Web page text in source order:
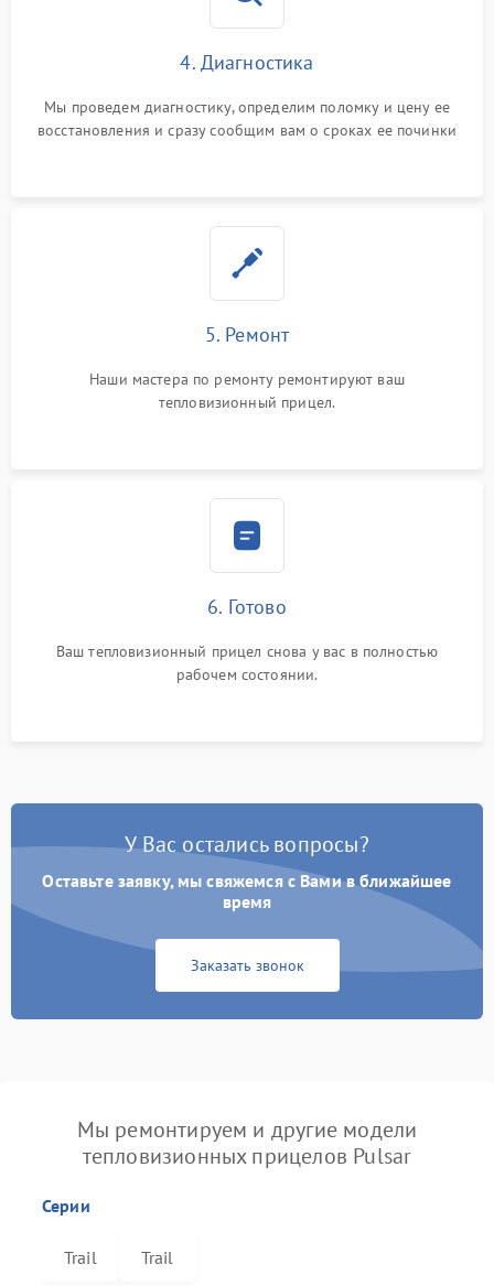
4. Диагностика
Мы проведем диагностику, определим поломку и цену ее
восстановления и сразу сообщим вам о сроках ее починки
5. Ремонт
Наши мастера по ремонту ремонтируют ваш
тепловизионный прицел.
6. Готово
Ваш тепловизионный прицел снова у вас в полностью
рабочем состоянии.
У Вас остались вопросы?
Оставьте заявку, мы свяжемся с Вами в ближайшее
время
Заказать звонок
Мы ремонтируем и другие модели
тепловизионных прицелов Pulsar
Серии
Trail Trail